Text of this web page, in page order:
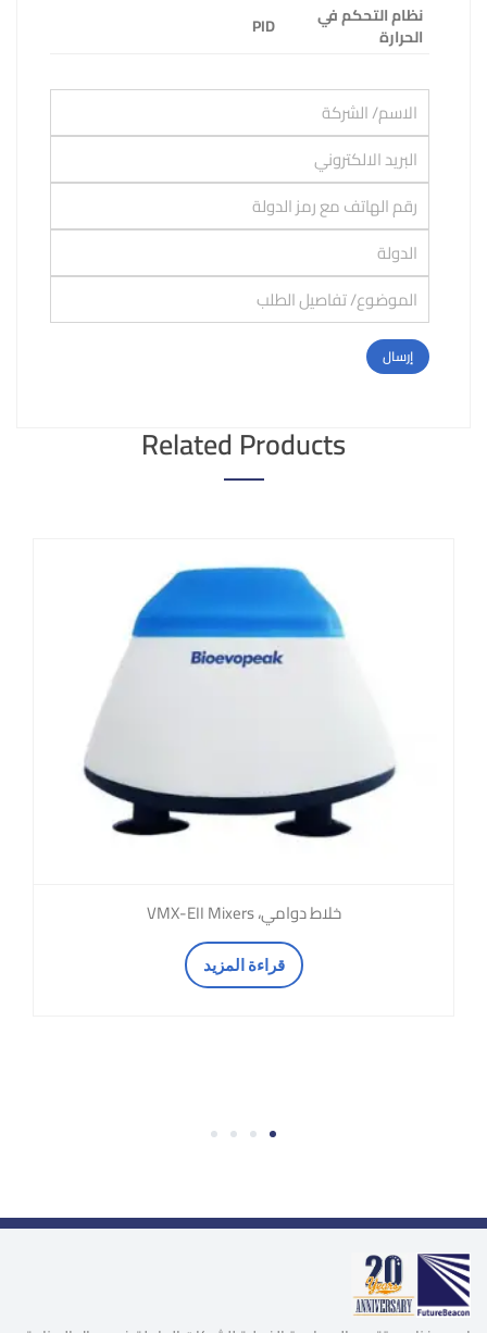
نظام التحكم في
الحرارة PID
Related Products
خلاط دوامي، VMX-EII Mixers
قراءة المزيد
1
2
3
4